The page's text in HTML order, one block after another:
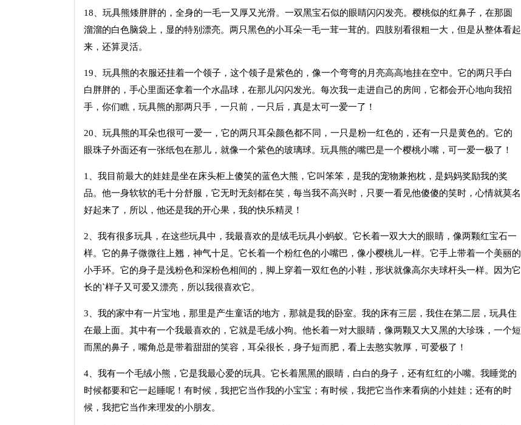
18、玩具熊矮胖胖的，全身的一毛一又厚又光滑。一双黑宝石似的眼睛闪闪发亮。樱桃似的红鼻子，在那圆
溜溜的白色脑袋上，显的特别漂亮。两只黑色的小耳朵一毛一茸一茸的。四肢别看很粗一大，但是从整体看起
来，还算灵活。
19、玩具熊的衣服还挂着一个领子，这个领子是紫色的，像一个弯弯的月亮高高地挂在空中。它的两只手白
白胖胖的，手心里面还拿着一个水晶球，在那儿闪闪发光。每次我一走进自己的房间，它都会开心地向我招
手，你们瞧，玩具熊的那两只手，一只前，一只后，真是太可一爱一了！
20、玩具熊的耳朵也很可一爱一，它的两只耳朵颜色都不同，一只是粉一红色的，还有一只是黄色的。它的
眼珠子外面还有一张纸包在那儿，就像一个紫色的玻璃球。玩具熊的嘴巴是一个樱桃小嘴，可一爱一极了！
1、我目前最大的娃娃是坐在床头柜上傻笑的蓝色大熊，它叫笨笨，是我的宠物兼抱枕，是妈妈奖励我的奖
品。他一身软软的毛十分舒服，它无时无刻都在笑，每当我不高兴时，只要一看见他傻傻的笑时，心情就莫名
好起来了，所以，他还是我的开心果，我的快乐精灵！
2、我有很多玩具，在这些玩具中，我最喜欢的是绒毛玩具小蚂蚁。它长着一双大大的眼睛，像两颗红宝石一
样。它的鼻子微微往上翘，神气十足。它长着一个粉红色的小嘴巴，像小樱桃儿一样。它手上带着一个美丽的
小手环。它的身子是浅粉色和深粉色相间的，脚上穿着一双红色的小鞋，形状就像高尔夫球杆头一样。因为它
长的`样子又可爱又漂亮，所以我很喜欢它。
3、我的家中有一片宝地，那里是产生童话的地方，那就是我的卧室。我的床有三层，我住在第二层，玩具住
在最上面。其中有一个我最喜欢的，它就是毛绒小狗。他长着一对大眼睛，像两颗又大又黑的大珍珠，一个短
而黑的鼻子，嘴角总是带着甜甜的笑容，耳朵很长，身子短而肥，看上去憨实敦厚，可爱极了！
4、我有一个毛绒小熊，它是我最心爱的玩具。它长着黑黑的眼睛，白白的身子，还有红红的小嘴。我睡觉的
时候都要和它一起睡呢！有时候，我把它当作我的小宝宝；有时候，我把它当作来看病的小娃娃；还有的时
候，我把它当作来理发的小朋友。